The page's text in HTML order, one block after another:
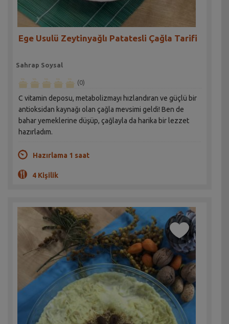
Ege Usulü Zeytinyağlı Patatesli Çağla Tarifi
Sahrap Soysal
(0)
C vitamin deposu, metabolizmayı hızlandıran ve güçlü bir
antioksidan kaynağı olan çağla mevsimi geldi! Ben de
bahar yemeklerine düşüp, çağlayla da harika bir lezzet
hazırladım.
Hazırlama 1 saat
4 Kişilik